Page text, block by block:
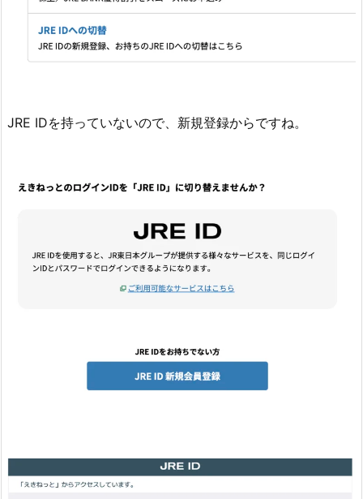
JRE IDを持っていないので、新規登録からですね。